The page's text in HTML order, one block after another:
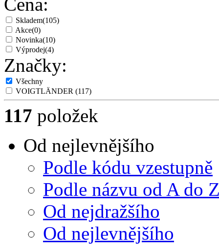
Cena:
Skladem(105)
Akce(0)
Novinka(10)
Výprodej(4)
Značky:
Všechny
VOIGTLÄNDER (117)
117 položek
Od nejlevnějšího
Podle kódu vzestupně
Podle názvu od A do
Od nejdražšího
Od nejlevnějšího